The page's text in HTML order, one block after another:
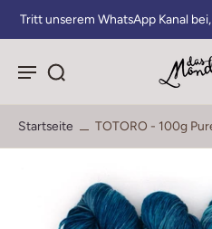
Tritt unserem WhatsApp Kanal
Startseite TOTORO - 100g